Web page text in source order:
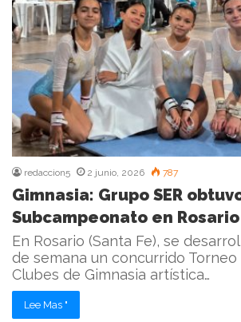
redaccion5 2 junio, 2026 787
Gimnasia: Grupo SER
Subcampeonato en Rosario
En Rosario (Santa Fe), se
de semana un concurrido Torneo
Clubes de Gimnasia artística…
Lee Mas "